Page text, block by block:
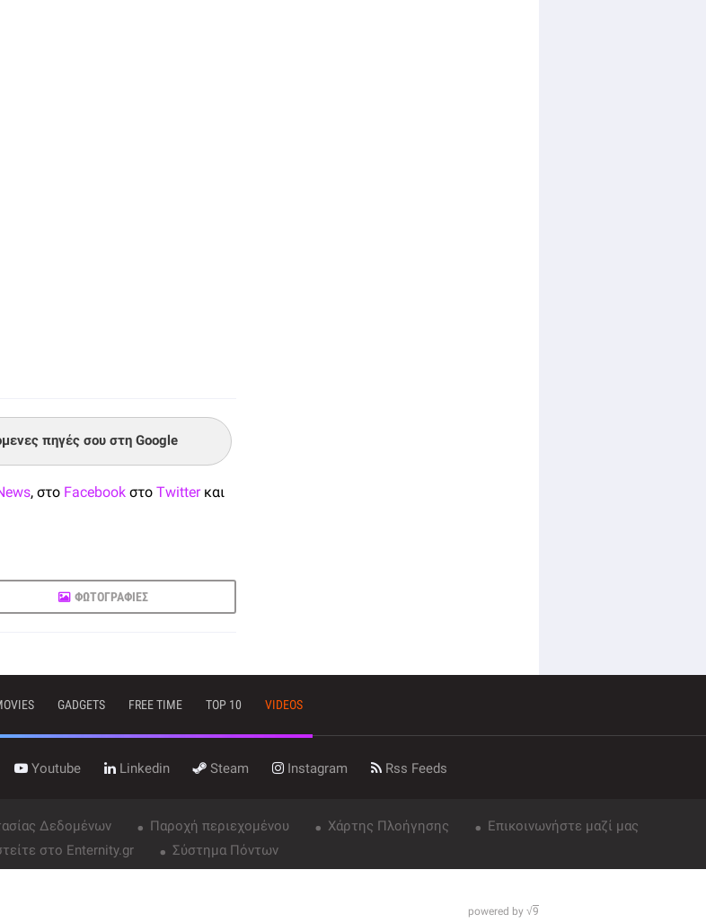
πηγές σου στη Google
, στο Facebook στο Twitterκαι
ΦΩΤΟΓΡΑΦΙΕΣ
GADGETS FREE TIME TOP 10 VIDEOS
Youtube Linkedin Steam Instagram Rss Feeds
Δεδομένων Παροχή περιεχομένου Χάρτης Πλοήγησης
Επικοινωνήστε μαζί μας
στο Enternity.gr
Σύστημα Πόντων
powered by √9